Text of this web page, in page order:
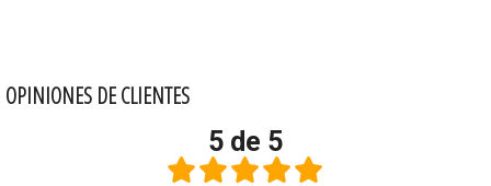
OPINIONES DE CLIENTES
5 de 5